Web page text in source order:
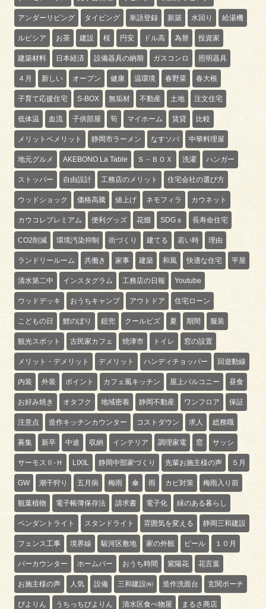
アンダーリビング タイピング 単語登録 新築 水回り 給湯機
ルピシア お茶 建設 桜 円安 ドル高 為替 投資家
建築材料 日本経済 設備器具の納期 ガスコンロ 照明器具
４月 新しい オープン 健康 温環境 春野菜 春大根
子育て応援住宅 S-BOX 無垢材 不動産 土地 注文住宅
低体温 血流 子供部屋 筍 マイホーム 賃貸 比較
メリットベメリット 静岡市ラーメン なすソバ 中華料理屋
地元グルメ AKEBONO La Table Ｓ－ＢＯＸ 洗濯 ハンガー
ストッパー 自由設計 工務店のメリット 住宅会社の選び方
ウッドショック 価格高騰 値上げ ネモフィラ カウネット
カウコレプレミアム 便利グッズ 花畑 SDGｓ 長寿命住宅
CO2削減 環境汚染抑制 街づくり 建てる 若い時 理由
ランドリールーム 共働き 家事 建築 和風 快適な住宅 平屋
清水第二中 インスタグラム 工務店の日報 Youtube
ウッドデッキ おうちキャンプ アウトドア 住宅ローン
こどもの日 鯉のぼり 鎧兜 クールビズ 夏 期間 服装
観光スポット 古民家カフェ 焼津市 トイレ 窓の設置
メリット・デメリット デメリット ハンディチョッパー 回遊動線
内装 外装 ポイント カフェ風キッチン 屋上バルコニー 昼食
お好み焼き オタフク 地域密着 静岡不動産 ワンフロア 保証
注意点 造作キッチンカウンター コストダウン 求人 総務職
募集 新卒 中途 収納 インテリア 調理家電 窓 サッシ
サーモスⅡ-Ｈ LIXIL 静岡中部家づくり 先輩お施主様の声 ５月
GW 潮干狩り 五月病 梅雨 傘 雨 カビ対策 梅雨入り前
観葉植物 電子帳簿保存法 請求書 電子化 緑のある暮らし
ペンダントライト スタンドライト 雰囲気を変える 静岡三和建設
フェンス工事 境界線 駿河区敷地 家の外観 ビール １０月
バーカウンター ホームバー おうち時間 紫陽花 花言葉
お施主様の声 人気 設備 三和建設㈱ 造作洗面台 玄関ポーチ
ぴよりん うちっちぴよりん 清水区食べ物屋 まるさ商店